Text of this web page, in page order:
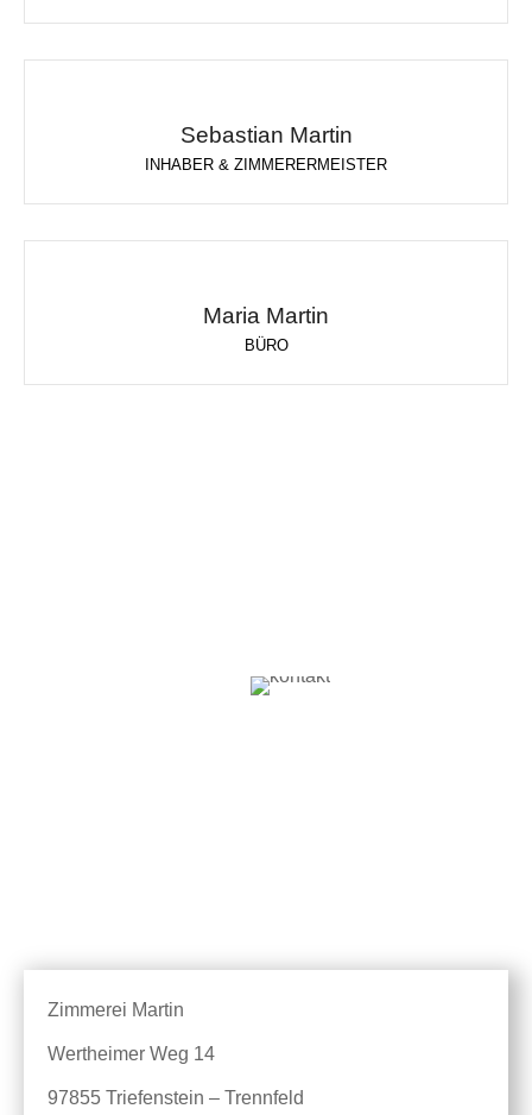
Sebastian Martin
INHABER & ZIMMERERMEISTER
Maria Martin
BÜRO
Zimmerei Martin
Wertheimer Weg 14
97855 Triefenstein – Trennfeld